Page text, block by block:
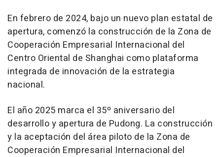
En febrero de 2024, bajo un nuevo plan estatal de
apertura, comenzó la construcción de la Zona de
Cooperación Empresarial Internacional del
Centro Oriental de Shanghai como plataforma
integrada de innovación de la estrategia
nacional.
El año 2025 marca el 35º aniversario del
desarrollo y apertura de Pudong. La construcción
y la aceptación del área piloto de la Zona de
Cooperación Empresarial Internacional del